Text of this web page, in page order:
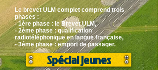
Le brevet ULM complet comprend trois
phases :
- 1ère phase : le Brevet ULM,
- 2ème phase : qualification
radiotéléphonique en langue française,
- 3ème phase : emport de passager.
Spécial jeunes